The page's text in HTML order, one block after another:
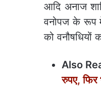
आदि अनाज
वनोपज के रूप
को वनौषधियों
Also
रुपए, फिर